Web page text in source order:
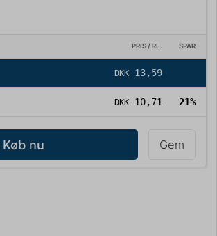
PRIS / RL. SPAR
Køb nu Gem
DKK 13,59
DKK 10,71 21%